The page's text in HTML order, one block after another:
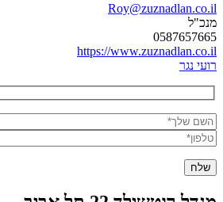
Roy@zuznadlan.co.il
מנכ"ל
0587657665
https://www.zuznadlan.co.il
רועי נגר